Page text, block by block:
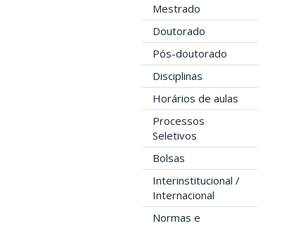
Mestrado
Doutorado
Pós-doutorado
Disciplinas
Horários de aulas
Processos
Seletivos
Bolsas
Interinstitucional /
Internacional
Normas e